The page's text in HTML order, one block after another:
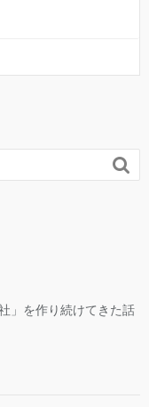

」を作り続けてきた話